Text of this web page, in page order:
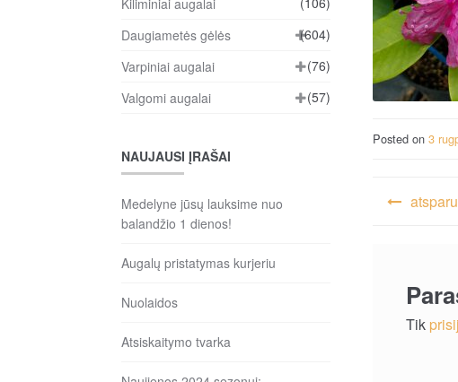
Posted on3
Tik
Daugiametės gėlės
(604)
Varpiniai augalai
(76)
Valgomi augalai
(57)
NAUJAUSI ĮRAŠAI
Medelyne jūsų lauksime nuo
balandžio 1 dienos!
Augalų pristatymas kurjeriu
Nuolaidos
Atsiskaitymo tvarka